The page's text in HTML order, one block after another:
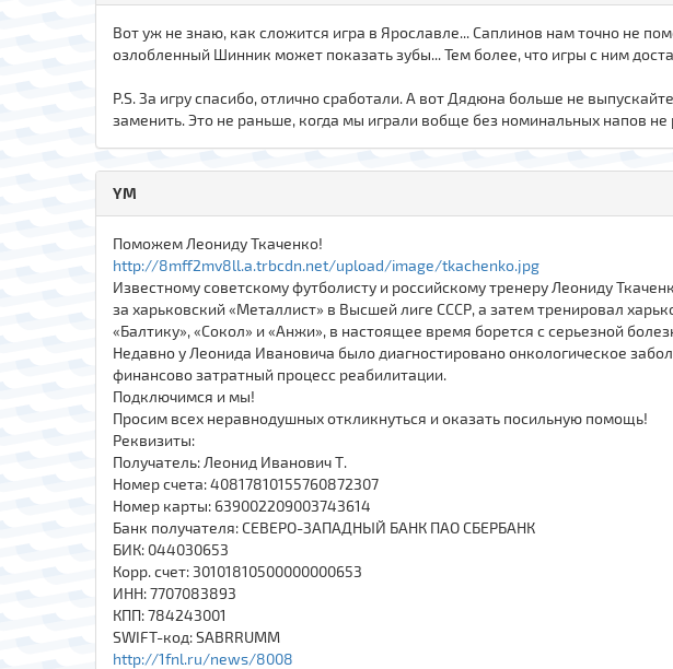
Вот уж не знаю, как сложится игра в Ярославле... Саплинов нам точно не
озлобленный Шинник может показать зубы... Тем более, что игры с ним
P.S. За игру спасибо, отлично сработали. А вот Дядюна больше не
заменить. Это не раньше, когда мы играли вобще без номинальных напов не
YM
Поможем Леониду Ткаченко!
http://8mff2mv8ll.a.trbcdn.net/upload/image/tkachenko.jpg
Известному советскому футболисту и российскому тренеру Леониду
за харьковский «Металлист» в Высшей лиге СССР, а затем тренировал
«Балтику», «Сокол» и «Анжи», в настоящее время борется с серьезной
Недавно у Леонида Ивановича было диагностировано онкологическое
финансово затратный процесс реабилитации.
Подключимся и мы!
Просим всех неравнодушных откликнуться и оказать посильную помощь!
Реквизиты:
Получатель: Леонид Иванович Т.
Номер счета: 40817810155760872307
Номер карты: 639002209003743614
Банк получателя: СЕВЕРО-ЗАПАДНЫЙ БАНК ПАО СБЕРБАНК
БИК: 044030653
Корр. счет: 30101810500000000653
ИНН: 7707083893
КПП: 784243001
SWIFT-код: SABRRUMM
http://1fnl.ru/news/8008